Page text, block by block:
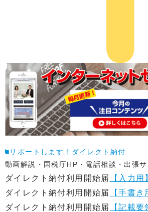
■サポートします！ダイレクト納付
動画解説・国税庁HP・電話相談・出張
ダイレクト納付利用開始届
【入力用
ダイレクト納付利用開始届
【手書き
ダイレクト納付利用開始届
【記載要